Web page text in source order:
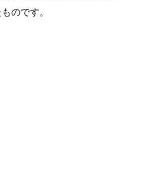
のです。